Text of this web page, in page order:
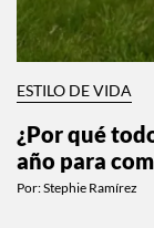
ESTILO DE VIDA
¿Por qué
año para
Por:Stephie Ramírez